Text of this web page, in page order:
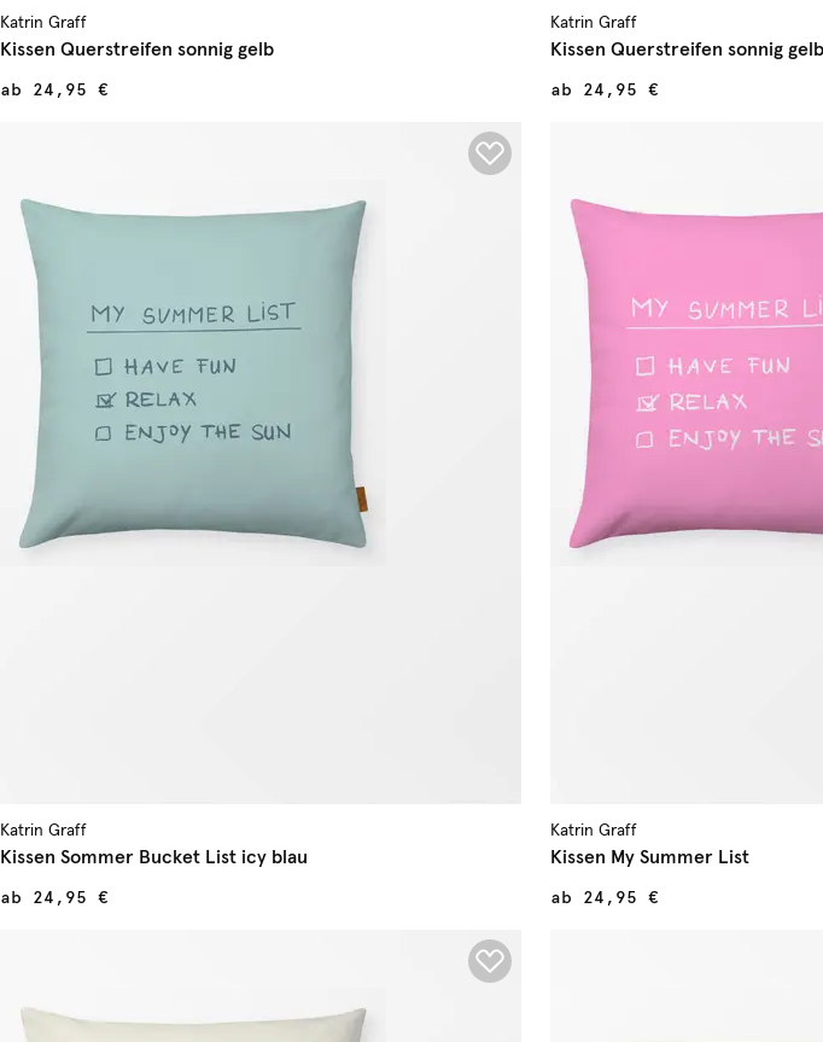
Katrin Graff
Kissen Querstreifen sonnig gelb
ab 24,95 €
Katrin Graff
Kissen Querstreifen sonnig gelb
ab 24,95 €
Katrin Graff
Kissen Sommer Bucket List icy blau
ab 24,95 €
Katrin Graff
Kissen My Summer List
ab 24,95 €